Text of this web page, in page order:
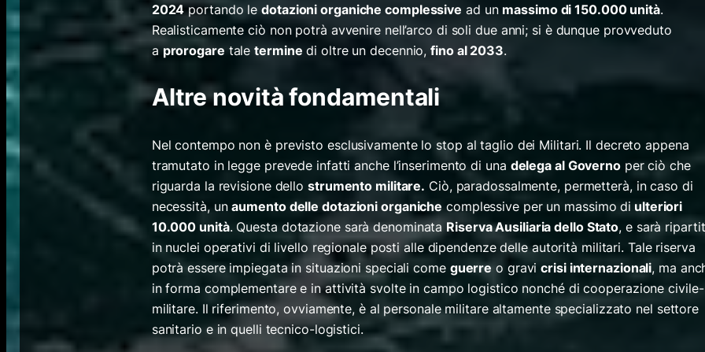
2024portando ledotazioni organiche complessive ad un massimo di 150.000 unità.
Realisticamente ciò non potrà avvenire nell’arco di soli due anni; si è dunque provveduto
aprorogare taletermine di oltre un decennio,fino al 2033.
Altre novità fondamentali
Nel contempo non è previsto esclusivamente lo stop al taglio dei Militari. Il decreto appena
tramutato in legge prevede infatti anche l’inserimento di una delega al Governo per ciò che
riguarda la revisione dello strumento militare. Ciò, paradossalmente, permetterà, in caso di
necessità, unaumento delle dotazioni organiche complessive per un massimo di ulteriori
10.000 unità.Questa dotazione sarà denominata Riserva Ausiliaria dello Stato, e sarà
in nuclei operativi di livello regionale posti alle dipendenze delle autorità militari. Tale riserva
potrà essere impiegata in situazioni speciali come guerre o gravicrisi internazionali, ma
in forma complementare e in attività svolte in campo logistico nonché di cooperazione civile-
militare. Il riferimento, ovviamente, è al personale militare altamente specializzato nel settore
sanitario e in quelli tecnico-logistici.